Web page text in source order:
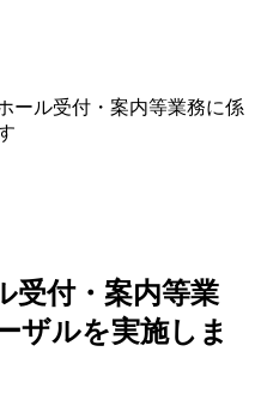
ール受付・案内等業務に係
受付・案内等業
ザルを実施しま